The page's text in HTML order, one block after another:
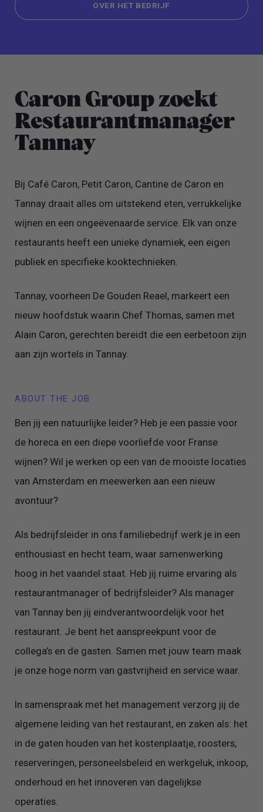
OVER HET BEDRIJF
Caron Group zoekt
Restaurantmanager
Tannay
Bij Café Caron, Petit Caron, Cantine de Caron en
Tannay draait alles om uitstekend eten, verrukkelijke
wijnen en een ongeëvenaarde service. Elk van onze
restaurants heeft een unieke dynamiek, een eigen
publiek en specifieke kooktechnieken.
Tannay, voorheen De Gouden Reael, markeert een
nieuw hoofdstuk waarin Chef Thomas, samen met
Alain Caron, gerechten bereidt die een eerbetoon zijn
aan zijn wortels in Tannay.
ABOUT THE JOB
Ben jij een natuurlijke leider? Heb je een passie voor
de horeca en een diepe voorliefde voor Franse
wijnen? Wil je werken op een van de mooiste locaties
van Amsterdam en meewerken aan een nieuw
avontuur?
Als bedrijfsleider in ons familiebedrijf werk je in een
enthousiast en hecht team, waar samenwerking
hoog in het vaandel staat. Heb jij ruime ervaring als
restaurantmanager of bedrijfsleider? Als manager
van Tannay ben jij eindverantwoordelijk voor het
restaurant. Je bent het aanspreekpunt voor de
collega’s en de gasten. Samen met jouw team maak
je onze hoge norm van gastvrijheid en service waar.
In samenspraak met het management verzorg jij de
algemene leiding van het restaurant, en zaken als: het
in de gaten houden van het kostenplaatje, roosters,
reserveringen, personeelsbeleid en werkgeluk, inkoop,
onderhoud en het innoveren van dagelijkse
operaties.